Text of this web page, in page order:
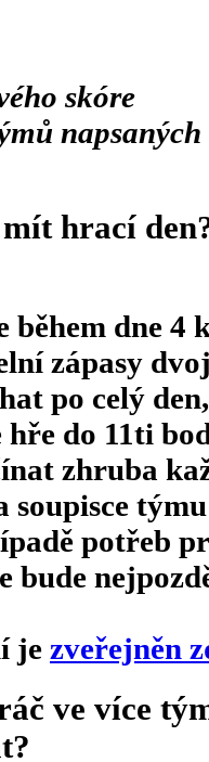
skóre
hrací
během dne 4
zápasy
po celý
do 11ti
zhruba
týmu
potřeb
bude
je zveřejněn
ve více